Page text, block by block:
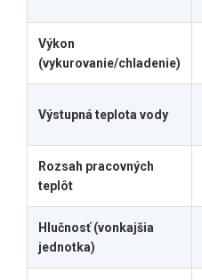
Výkon
(vykurovanie/chladenie)
Výstupná teplota vody
Rozsah pracovných
teplôt
Hlučnosť (vonkajšia
jednotka)